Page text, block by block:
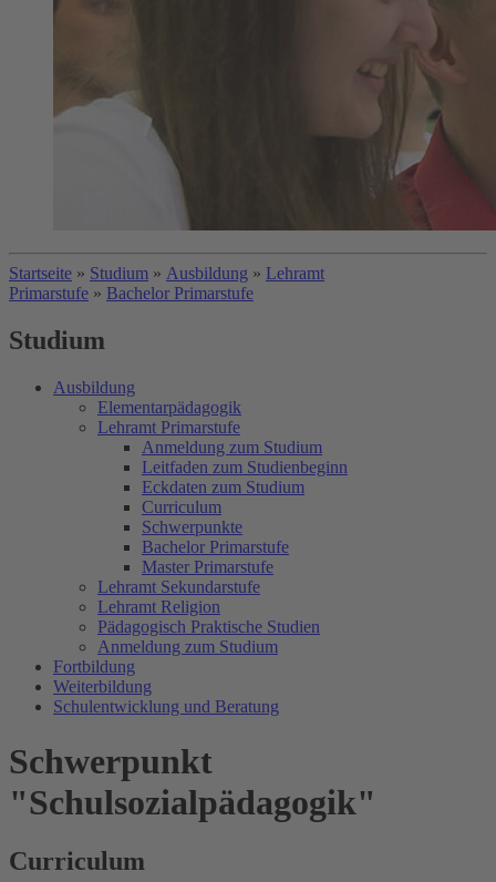
Startseite » Studium » Ausbildung » Lehramt
Primarstufe » Bachelor Primarstufe
Studium
Ausbildung
Elementarpädagogik
Lehramt Primarstufe
Anmeldung zum Studium
Leitfaden zum Studienbeginn
Eckdaten zum Studium
Curriculum
Schwerpunkte
Bachelor Primarstufe
Master Primarstufe
Lehramt Sekundarstufe
Lehramt Religion
Pädagogisch Praktische Studien
Anmeldung zum Studium
Fortbildung
Weiterbildung
Schulentwicklung und Beratung
Schwerpunkt
"Schulsozialpädagogik"
Curriculum